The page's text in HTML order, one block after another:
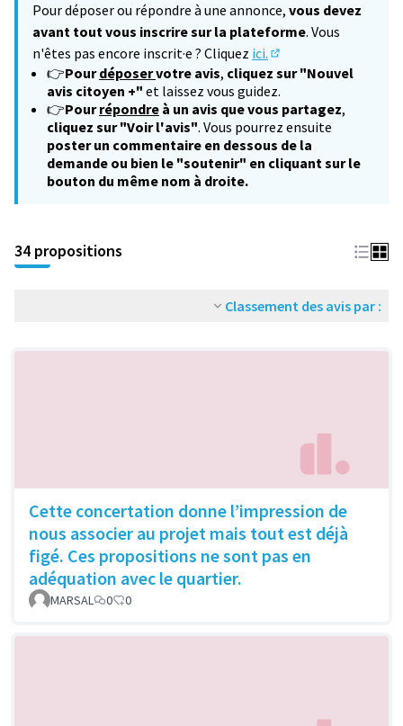
Pour déposer ou répondre à une annonce, vous devez
avant tout vous inscrire sur la plateforme. Vous
n'êtes pas encore inscrit·e ? Cliquez ici.
(S'ouvre dans un
👉Pourdéposervotre avis, cliquez sur "Nouvel
avis citoyen +" et laissez vous guidez.
👉Pourrépondre à un avis que vous partagez,
cliquez sur "Voir l'avis". Vous pourrez ensuite
poster un commentaire en dessous de la
demande ou bien le "soutenir" en cliquant sur le
bouton du même nom à droite.
34 propositions
Classement des avis par :
Cette concertation donne l’impression de
nous associer au projet mais tout est déjà
figé. Ces propositions ne sont pas en
adéquation avec le quartier.
MARSAL 0 0